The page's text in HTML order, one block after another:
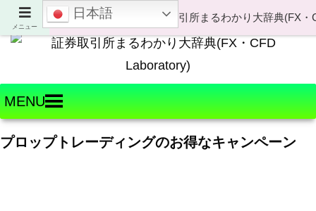
Welcome to FX・CFD Laboratory!
MENU
プロップトレーディングのお得なキャンペーン
メニュー
日本語